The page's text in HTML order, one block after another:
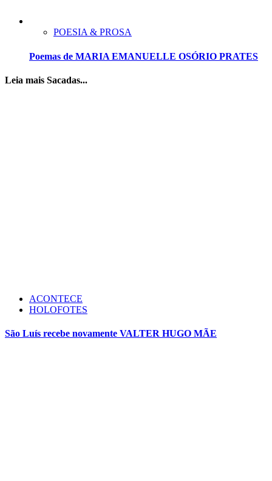
POESIA & PROSA
Poemas de MARIA EMANUELLE OSÓRIO PRATES
Leia mais Sacadas...
ACONTECE
HOLOFOTES
São Luís recebe novamente VALTER HUGO MÃE